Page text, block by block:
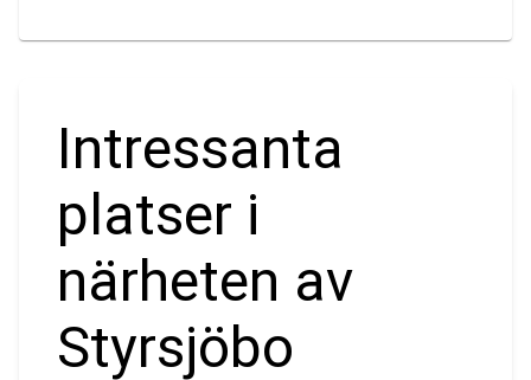
Intressanta
platser i
närheten av
Styrsjöbo